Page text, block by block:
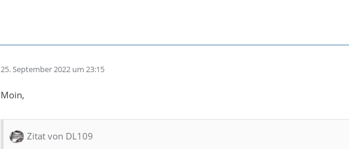
25. September 2022 um 23:15
Moin,
Zitat von DL109